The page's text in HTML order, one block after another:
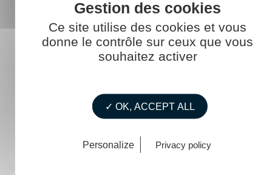
Responsable de service en
bureau d'études
Ce site utilise des cookies et vous
donne le contrôle sur ceux que vous
souhaitez activer
✓ OK, ACCEPT ALL
Personalize Privacy policy